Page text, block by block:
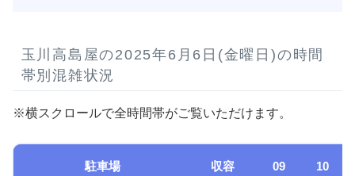
玉川高島屋の2025年6月6日(金曜日)の時間
帯別混雑状況
※横スクロールで全時間帯がご覧いただけます。
駐車場 収容 09 10